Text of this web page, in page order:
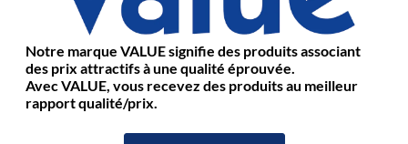
Notre marque VALUE signifie des produits associant
des prix attractifs à une qualité éprouvée.
Avec VALUE, vous recevez des produits au meilleur
rapport qualité/prix.